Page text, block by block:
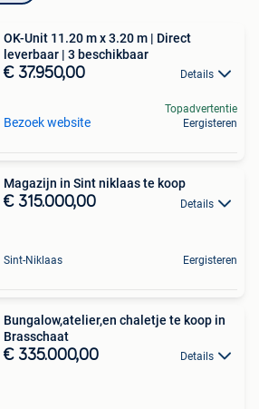
OK-Unit 11.20 m x 3.20 m | Direct
leverbaar | 3 beschikbaar
€ 37.950,00 Details
Bezoek website
Topadvertentie
Eergisteren
Magazijn in Sint niklaas te koop
€ 315.000,00 Details
Sint-Niklaas Eergisteren
Bungalow,atelier,en chaletje te koop in
Brasschaat
€ 335.000,00 Details